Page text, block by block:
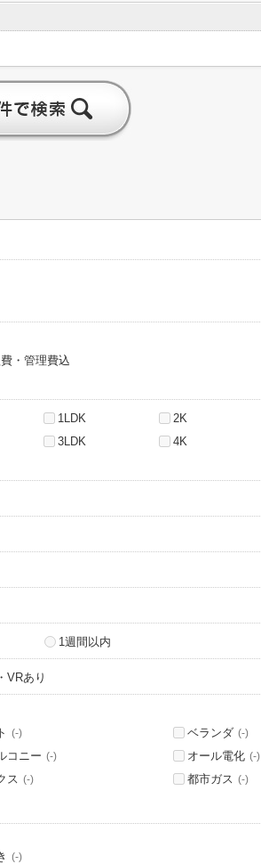
・管理費込
1LDK 2K
3LDK 4K
1週間以内
VRあり
(-) ベランダ (-)
コニー (-) オール電化 (-)
ス (-) 都市ガス (-)
(-)